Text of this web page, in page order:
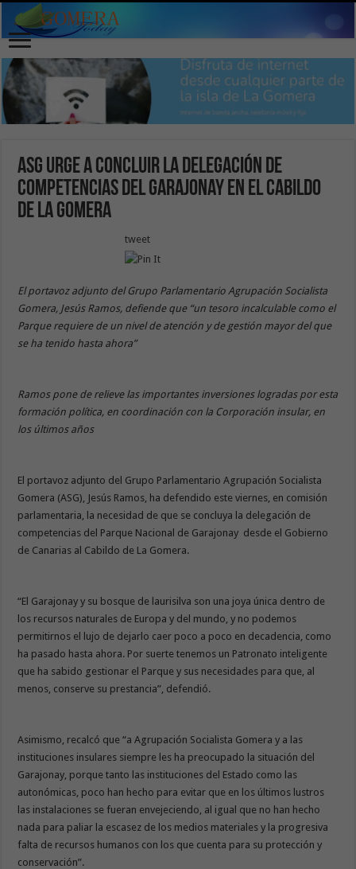
ASG urge a concluir la delegación de
competencias del Garajonay en el Cabildo
de La Gomera
tweet
El portavoz adjunto del Grupo Parlamentario Agrupación Socialista
Gomera, Jesús Ramos, defiende que “un tesoro incalculable como el
Parque requiere de un nivel de atención y de gestión mayor del que
se ha tenido hasta ahora”
Ramos pone de relieve las importantes inversiones logradas por esta
formación política, en coordinación con la Corporación insular, en
los últimos años
El portavoz adjunto del Grupo Parlamentario Agrupación Socialista
Gomera (ASG), Jesús Ramos, ha defendido este viernes, en comisión
parlamentaria, la necesidad de que se concluya la delegación de
competencias del Parque Nacional de Garajonay desde el Gobierno
de Canarias al Cabildo de La Gomera.
“El Garajonay y su bosque de laurisilva son una joya única dentro de
los recursos naturales de Europa y del mundo, y no podemos
permitirnos el lujo de dejarlo caer poco a poco en decadencia, como
ha pasado hasta ahora. Por suerte tenemos un Patronato inteligente
que ha sabido gestionar el Parque y sus necesidades para que, al
menos, conserve su prestancia”, defendió.
Asimismo, recalcó que “a Agrupación Socialista Gomera y a las
instituciones insulares siempre les ha preocupado la situación del
Garajonay, porque tanto las instituciones del Estado como las
autonómicas, poco han hecho para evitar que en los últimos lustros
las instalaciones se fueran envejeciendo, al igual que no han hecho
nada para paliar la escasez de los medios materiales y la progresiva
falta de recursos humanos con los que cuenta para su protección y
conservación”.